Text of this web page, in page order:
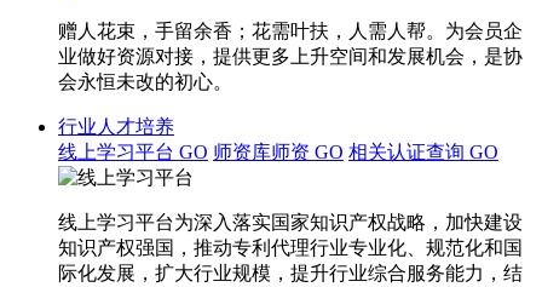
赠人花束，手留余香；花需叶扶，人需人帮。为会员企
业做好资源对接，提供更多上升空间和发展机会，是协
会永恒未改的初心。
行业人才培养
线上学习平台 GO 师资库师资 GO 相关认证查询 GO
线上学习平台为深入落实国家知识产权战略，加快建设
知识产权强国，推动专利代理行业专业化、规范化和国
际化发展，扩大行业规模，提升行业综合服务能力，结